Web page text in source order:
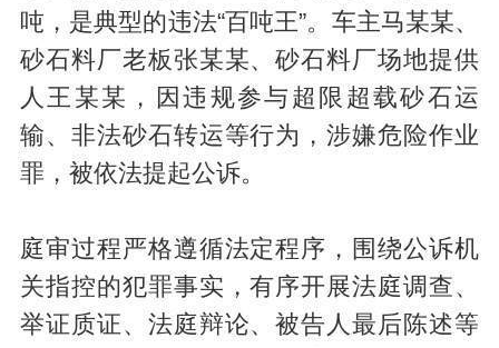
吨，是典型的违法“百吨王”。车主马某某、
砂石料厂老板张某某、砂石料厂场地提供
人王某某，因违规参与超限超载砂石运
输、非法砂石转运等行为，涉嫌危险作业
罪，被依法提起公诉。
庭审过程严格遵循法定程序，围绕公诉机
关指控的犯罪事实，有序开展法庭调查、
举证质证、法庭辩论、被告人最后陈述等